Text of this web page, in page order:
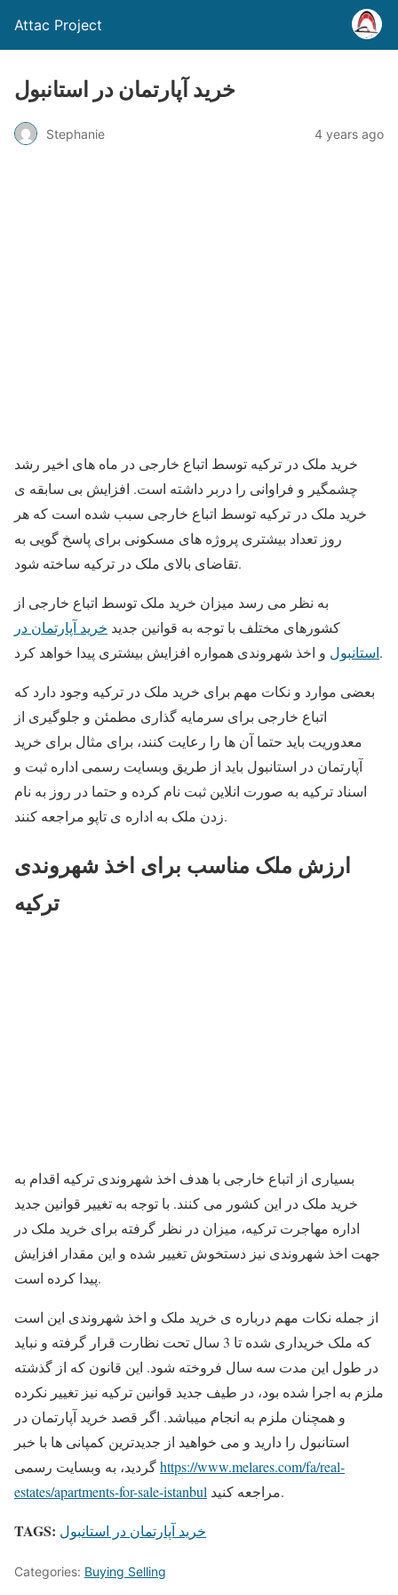
Attac Project
خرید آپارتمان در استانبول
Stephanie 4 years ago
خرید ملک در ترکیه توسط اتباع خارجی در ماه های اخیر رشد
چشمگیر و فراوانی را دربر داشته است. افزایش بی سابقه ی
خرید ملک در ترکیه توسط اتباع خارجی سبب شده است که هر
روز تعداد بیشتری پروژه های مسکونی برای پاسخ گویی به
تقاضای بالای ملک در ترکیه ساخته شود.
به نظر می رسد میزان خرید ملک توسط اتباع خارجی از
کشورهای مختلف با توجه به قوانین جدید خرید آپارتمان در
استانبولو اخذ شهروندی همواره افزایش بیشتری پیدا خواهد کرد.
بعضی موارد و نکات مهم برای خرید ملک در ترکیه وجود دارد که
اتباع خارجی برای سرمایه گذاری مطمئن و جلوگیری از
معدوریت باید حتما آن ها را رعایت کنند، برای مثال برای خرید
آپارتمان در استانبول باید از طریق وبسایت رسمی اداره ثبت و
اسناد ترکیه به صورت انلاین ثبت نام کرده و حتما در روز به نام
زدن ملک به اداره ی تاپو مراجعه کنند.
ارزش ملک مناسب برای اخذ شهروندی
ترکیه
بسیاری از اتباع خارجی با هدف اخذ شهروندی ترکیه اقدام به
خرید ملک در این کشور می کنند. با توجه به تغییر قوانین جدید
اداره مهاجرت ترکیه، میزان در نظر گرفته برای خرید ملک در
جهت اخذ شهروندی نیز دستخوش تغییر شده و این مقدار افزایش
پیدا کرده است.
از جمله نکات مهم درباره ی خرید ملک و اخذ شهروندی این است
که ملک خریداری شده تا 3 سال تحت نظارت قرار گرفته و نباید
در طول این مدت سه سال فروخته شود. این قانون که از گذشته
ملزم به اجرا شده بود، در طیف جدید قوانین ترکیه نیز تغییر نکرده
و همچنان ملزم به انجام میباشد. اگر قصد خرید آپارتمان در
استانبول را دارید و می خواهید از جدیدترین کمپانی ها با خبر
https://www.melares.com/fa/real-
estates/apartments-for-sale-istanbul
مراجعه کنید.
TAGS: خرید آپارتمان در استانبول
Categories: Buying Selling